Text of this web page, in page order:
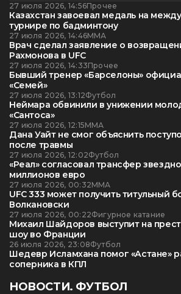
27 июля 2026, 14:56Прочее
Казахстан завоевал медаль на
турнире по бадминтону
27 июля 2026, 14:46ММА
Врач сделал заявление о
Рахмонова в UFC
27 июля 2026, 14:33Прочее
Бывший тренер «Барселоны»
«Семей»
27 июля 2026, 13:12Футбол
Неймара обвинили в унижении
«Сантоса»
27 июля 2026, 12:15ММА
Дана Уайт не смог объяснить
после травмы
27 июля 2026, 12:02Футбол
«Реал» согласовал трансфер
миллионов евро
27 июля 2026, 00:32ММА
UFC 333 может получить титульный
Волкановски
27 июля 2026, 00:22Фигурное катание
Михаил Шайдоров выступит на
шоу во Франции
26 июля 2026, 23:08Футбол
Шедевр Исламхана помог «Астане»
соперника в КПЛ
НОВОСТИ. ФУТБОЛ